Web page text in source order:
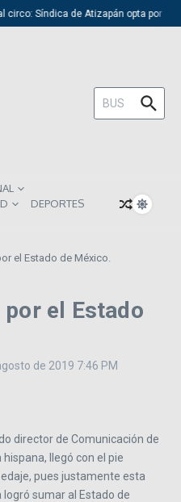
circo: Síndica de Atizapán opta por el
Buscar:
DEPORTES
el Estado de México.
el Estado
de 2019 7:46 PM
director de Comunicación de
llegó con el pie
pues justamente esta
sumar al Estado de